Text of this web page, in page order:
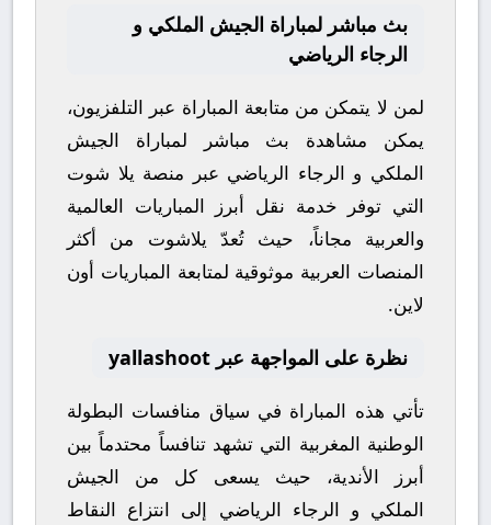
بث مباشر لمباراة الجيش الملكي و
الرجاء الرياضي
لمن لا يتمكن من متابعة المباراة عبر التلفزيون،
يمكن مشاهدة بث مباشر لمباراة الجيش
الملكي و الرجاء الرياضي عبر منصة يلا شوت
التي توفر خدمة نقل أبرز المباريات العالمية
والعربية مجاناً، حيث تُعدّ يلاشوت من أكثر
المنصات العربية موثوقية لمتابعة المباريات أون
لاين.
نظرة على المواجهة عبر yallashoot
تأتي هذه المباراة في سياق منافسات البطولة
الوطنية المغربية التي تشهد تنافساً محتدماً بين
أبرز الأندية، حيث يسعى كل من الجيش
الملكي و الرجاء الرياضي إلى انتزاع النقاط